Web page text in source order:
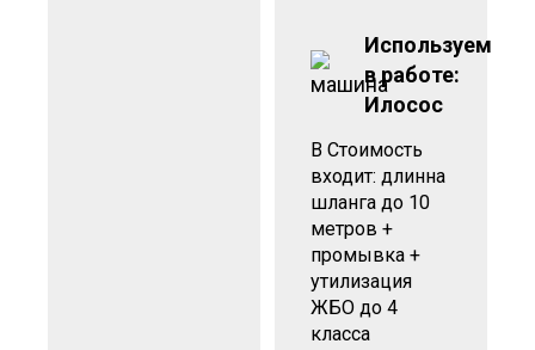
Используем
в работе:
Илосос
В Стоимость
входит: длинна
шланга до 10
метров +
промывка +
утилизация
ЖБО до 4
класса